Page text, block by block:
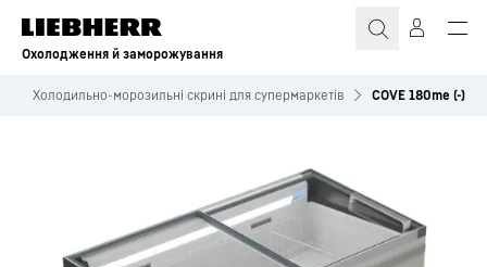
Охолодження й заморожування
Холодильно-морозильні скрині для супермаркетів COVE 180me (-)